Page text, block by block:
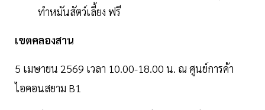
ทำหมันสัตว์เลี้ยง ฟรี
เขตคลองสาน
5 เมษายน 2569 เวลา 10.00-18.00 น. ณ ศูนย์การค้า
ไอคอนสยาม B1